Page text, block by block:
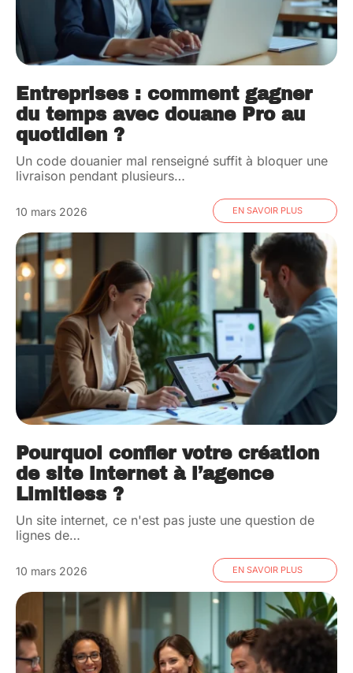
Entreprises : comment gagner
du temps avec douane Pro au
quotidien ?
Un code douanier mal renseigné suffit à bloquer une
livraison pendant plusieurs…
10 mars 2026 EN SAVOIR PLUS
Pourquoi confier votre création
de site internet à l’agence
Limitless ?
Un site internet, ce n'est pas juste une question de
lignes de…
10 mars 2026 EN SAVOIR PLUS